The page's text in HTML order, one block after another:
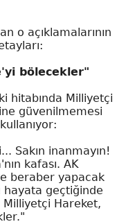
o açıklamalarının
bölecekler"
hitabında Milliyetçi
güvenilmemesi
Sakın inanmayın!
kafası. AK
beraber yapacak
hayata geçtiğinde
Milliyetçi Hareket,